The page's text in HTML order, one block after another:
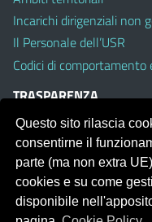
Incarichi dirigenziali non
Il Personale dell’USR
Codici di comportamento
TRASPARENZA
Albo on line
Amministrazione
Pubblici proclami
PTPCT per le Istituzioni
Whistleblowing
Questo sito rilascia
consentirne il
parte (ma non extra
cookies e su come
disponibile